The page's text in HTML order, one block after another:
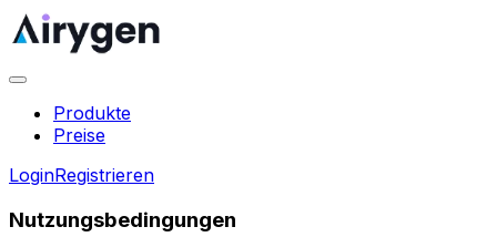
Produkte
Preise
LoginRegistrieren
Nutzungsbedingungen